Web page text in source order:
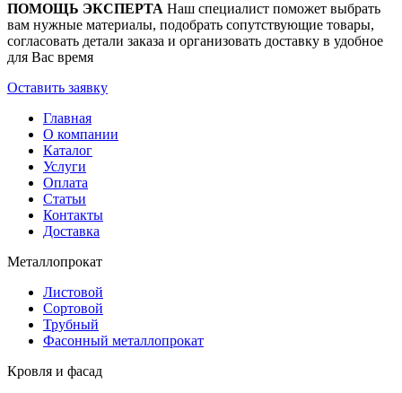
ПОМОЩЬ ЭКСПЕРТА Наш специалист поможет выбрать
вам нужные материалы, подобрать сопутствующие товары,
согласовать детали заказа и организовать доставку в удобное
для Вас время
Оставить заявку
Главная
О компании
Каталог
Услуги
Оплата
Статьи
Контакты
Доставка
Металлопрокат
Листовой
Сортовой
Трубный
Фасонный металлопрокат
Кровля и фасад